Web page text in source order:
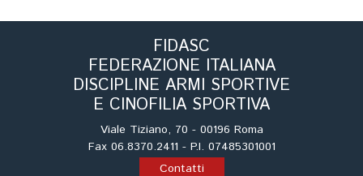
FIDASC
FEDERAZIONE ITALIANA
DISCIPLINE ARMI SPORTIVE
E CINOFILIA SPORTIVA
Viale Tiziano, 70 - 00196 Roma
Fax 06.8370.2411 - P.I. 07485301001
Contatti